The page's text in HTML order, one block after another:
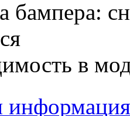
бампера:
в
информация